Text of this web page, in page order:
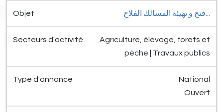
فتح و تهيئة المسالك الفلاح...
Agriculture, élevage, forets et
pèche | Travaux publics
National
Ouvert